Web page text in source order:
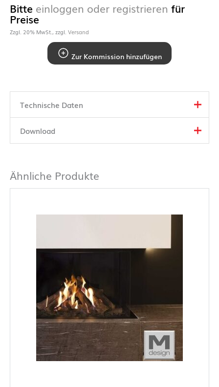
Bitte einloggen oder registrieren für
Preise
Zzgl. 20% MwSt., zzgl. Versand
Zur Kommission hinzufügen
Technische Daten
Download
Ähnliche Produkte